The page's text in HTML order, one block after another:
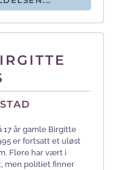
17 år gamle Birgitte
er fortsatt et uløst
Flere har vært i
men politiet finner